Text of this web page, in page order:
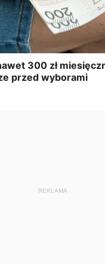
REKLAMA